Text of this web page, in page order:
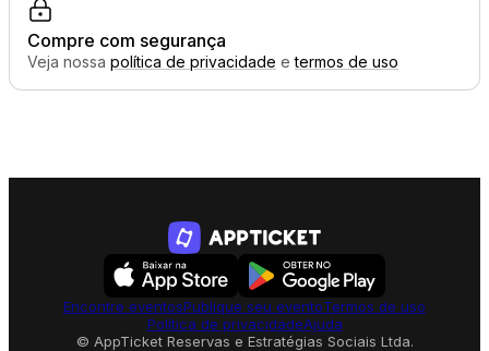
Compre com segurança
Veja nossa política de privacidade etermos de uso
© AppTicket Reservas e Estratégias Sociais Ltda.
Encontre eventosPublique seu eventoTermos de uso
Política de privacidadeAjuda